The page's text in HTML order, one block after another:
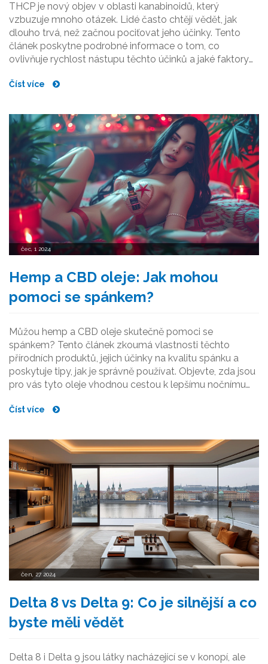
THCP je nový objev v oblasti kanabinoidů, který
vzbuzuje mnoho otázek. Lidé často chtějí vědět, jak
dlouho trvá, než začnou pociťovat jeho účinky. Tento
článek poskytne podrobné informace o tom, co
ovlivňuje rychlost nástupu těchto účinků a jaké faktory
uživatelům správně použít THCP.
Číst více
čec, 1 2024
Hemp a CBD oleje: Jak mohou
pomoci se spánkem?
Můžou hemp a CBD oleje skutečně pomoci se
spánkem? Tento článek zkoumá vlastnosti těchto
přírodních produktů, jejich účinky na kvalitu spánku a
poskytuje tipy, jak je správně používat. Objevte, zda jsou
pro vás tyto oleje vhodnou cestou k lepšímu nočnímu
Číst více
čen, 27 2024
Delta 8 vs Delta 9: Co je silnější a co
byste měli vědět
Delta 8 i Delta 9 jsou látky nacházející se v konopí, ale